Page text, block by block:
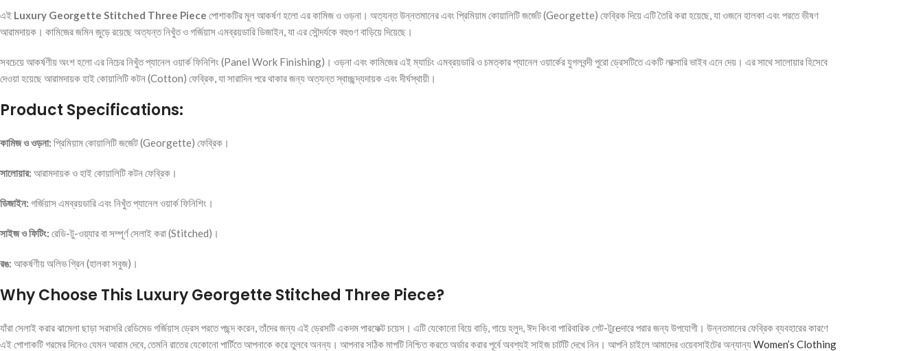
এই Luxury Georgette Stitched Three Piece পোশাকটির মূল আকর্ষণ হলো এর কামিজ ও ওড়না। অত্যন্ত উন্নতমানের এবং প্রিমিয়াম কোয়ালিটি জর্জেট (Georgette) ফেব্রিক দিয়ে এটি তৈরি করা হয়েছে, যা ওজনে হালকা এবং পরতে ভীষণ
আরামদায়ক। কামিজের জমিন জুড়ে রয়েছে অত্যন্ত নিখুঁত ও গর্জিয়াস এমব্রয়ডারি ডিজাইন, যা এর সৌন্দর্যকে বহুগুণ বাড়িয়ে দিয়েছে।
সবচেয়ে আকর্ষণীয় অংশ হলো এর নিচের নিখুঁত প্যানেল ওয়ার্ক ফিনিশিং (Panel Work Finishing)। ওড়না এবং কামিজের এই ম্যাচিং এমব্রয়ডারি ও চমত্কার প্যানেল ওয়ার্কের যুগলবন্দী পুরো ড্রেসটিতে একটি লাক্সারি ভাইব এনে দেয়। এর সাথে সালোয়ার হিসেবে
দেওয়া হয়েছে আরামদায়ক হাই কোয়ালিটি কটন (Cotton) ফেব্রিক, যা সারাদিন পরে থাকার জন্য অত্যন্ত স্বাচ্ছন্দ্যদায়ক এবং দীর্ঘস্থায়ী।
Product Specifications:
কামিজ ও ওড়না: প্রিমিয়াম কোয়ালিটি জর্জেট (Georgette) ফেব্রিক।
সালোয়ার: আরামদায়ক ও হাই কোয়ালিটি কটন ফেব্রিক।
ডিজাইন: গর্জিয়াস এমব্রয়ডারি এবং নিখুঁত প্যানেল ওয়ার্ক ফিনিশিং।
সাইজ ও ফিটিং: রেডি-টু-ওয়্যার বা সম্পূর্ণ সেলাই করা (Stitched)।
রঙ: আকর্ষণীয় অলিভ গ্রিন (হালকা সবুজ)।
Why Choose This Luxury Georgette Stitched Three Piece?
যাঁরা সেলাই করার ঝামেলা ছাড়া সরাসরি রেডিমেড গর্জিয়াস ড্রেস পরতে পছন্দ করেন, তাঁদের জন্য এই ড্রেসটি একদম পারফেক্ট চয়েস। এটি যেকোনো বিয়ে বাড়ি, গায়ে হলুদ, ঈদ কিংবা পারিবারিক গেট-টুгеদারে পরার জন্য উপযোগী। উন্নতমানের ফেব্রিক ব্যবহারের কারণে
এই পোশাকটি গরমের দিনেও যেমন আরাম দেবে, তেমনি রাতের যেকোনো পার্টিতে আপনাকে করে তুলবে অনন্য। আপনার সঠিক মাপটি নিশ্চিত করতে অর্ডার করার পূর্বে অবশ্যই সাইজ চার্টটি দেখে নিন। আপনি চাইলে আমাদের ওয়েবসাইটের অন্যান্যWomen’s Clothing